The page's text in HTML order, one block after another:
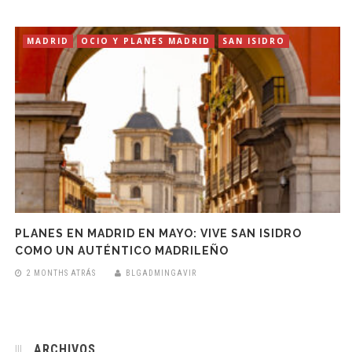
MADRID OCIO Y PLANES MADRID SAN ISIDRO
PLANES EN MADRID EN MAYO: VIVE SAN ISIDRO
COMO UN AUTÉNTICO MADRILEÑO
2 MONTHS ATRÁS BLGADMINGAVIR